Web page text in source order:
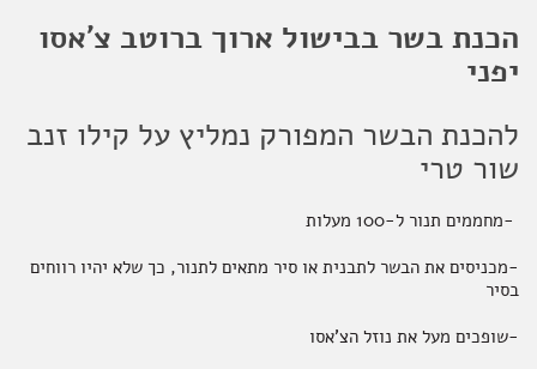
הכנת בשר בבישול ארוך ברוטב צ'אסו
יפני
להכנת הבשר המפורק נמליץ על קילו זנב
שור טרי
-מחממים תנור ל-100 מעלות
-מכניסים את הבשר לתבנית או סיר מתאים לתנור, כך שלא יהיו רווחים
בסיר
-שופכים מעל את נוזל הצ'אסו